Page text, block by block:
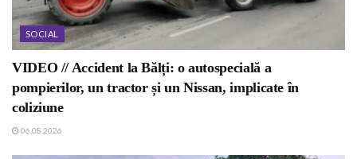
SOCIAL
VIDEO // Accident la Bălți: o autospecială a
pompierilor, un tractor și un Nissan, implicate în
coliziune
06.08.2026